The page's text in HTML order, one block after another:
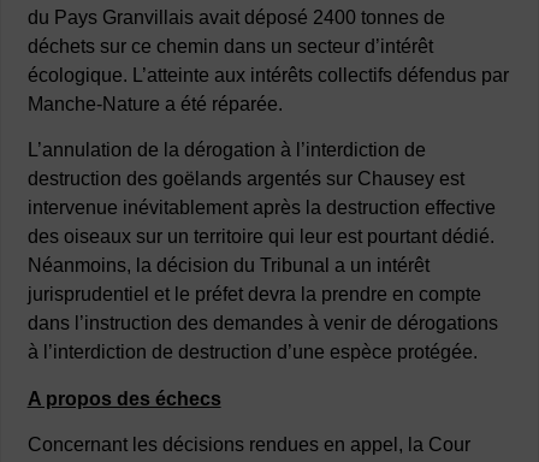
du Pays Granvillais avait déposé 2400 tonnes de
déchets sur ce chemin dans un secteur d’intérêt
écologique. L’atteinte aux intérêts collectifs défendus par
Manche-Nature a été réparée.
L’annulation de la dérogation à l’interdiction de
destruction des goëlands argentés sur Chausey est
intervenue inévitablement après la destruction effective
des oiseaux sur un territoire qui leur est pourtant dédié.
Néanmoins, la décision du Tribunal a un intérêt
jurisprudentiel et le préfet devra la prendre en compte
dans l’instruction des demandes à venir de dérogations
à l’interdiction de destruction d’une espèce protégée.
A propos des échecs
Concernant les décisions rendues en appel, la Cour